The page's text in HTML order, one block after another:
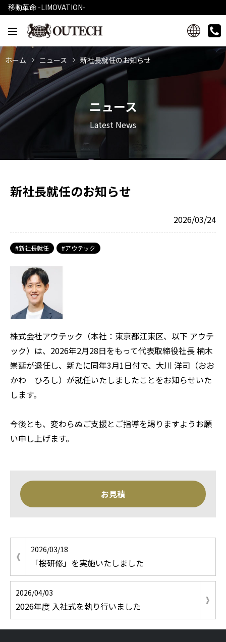
移動革命 -LIMOVATION-
ホーム ニュース 新社長就任のお知らせ
ニュース
Latest News
新社長就任のお知らせ
2026/03/24
新社長就任 アウテック
株式会社アウテック（本社：東京都江東区、以下 アウテ
ック）は、2026年2月28日をもって代表取締役社長 楠木
崇延が退任し、新たに同年3月1日付で、大川 洋司（おお
かわ ひろし）が就任いたしましたことをお知らせいた
します。
今後とも、変わらぬご支援とご指導を賜りますようお願
い申し上げます。
お見積
2026/03/18
「桜研修」を実施いたしました
2026/04/03
2026年度 入社式を執り行いました